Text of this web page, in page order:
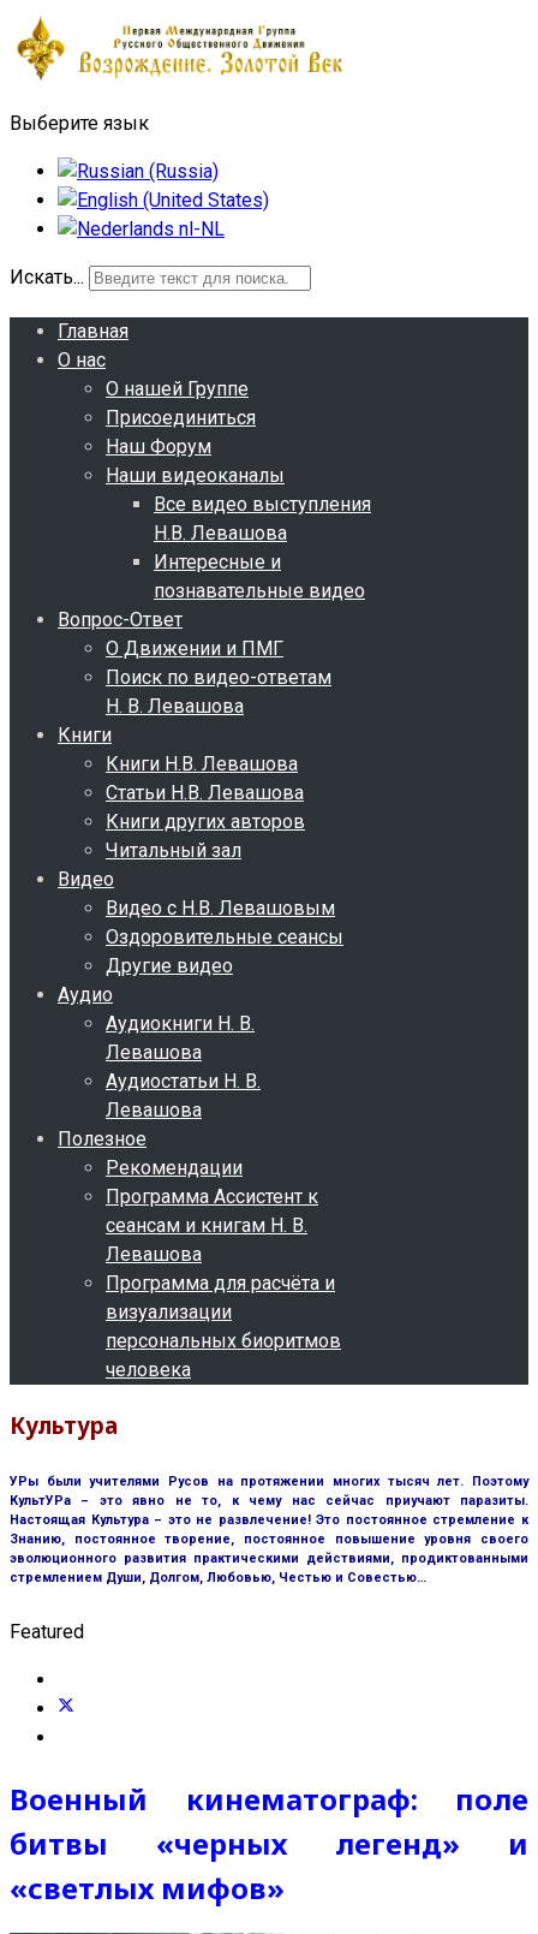
Выберите язык
Искать...
Главная
О нас
О нашей Группе
Присоединиться
Наш Форум
Наши видеоканалы
Все видео выступления
Н.В. Левашова
Интересные и
познавательные видео
Вопрос-Ответ
О Движении и ПМГ
Поиск по видео-ответам
Н. В. Левашова
Книги
Книги Н.В. Левашова
Статьи Н.В. Левашова
Книги других авторов
Читальный зал
Видео
Видео с Н.В. Левашовым
Оздоровительные сеансы
Другие видео
Аудио
Аудиокниги Н. В.
Левашова
Аудиостатьи Н. В.
Левашова
Полезное
Рекомендации
Программа Ассистент к
сеансам и книгам Н. В.
Левашова
Программа для расчёта и
визуализации
персональных биоритмов
человека
Культура
УРы были учителями Русов на протяжении многих тысяч лет. Поэтому
КультУРа – это явно не то, к чему нас сейчас приучают паразиты.
Настоящая Культура – это не развлечение! Это постоянное стремление к
Знанию, постоянное творение, постоянное повышение уровня своего
эволюционного развития практическими действиями, продиктованными
стремлением Души, Долгом, Любовью, Честью и Совестью…
Featured
Военный кинематограф: поле
битвы «черных легенд» и
«светлых мифов»